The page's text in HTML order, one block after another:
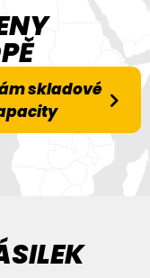
skladové